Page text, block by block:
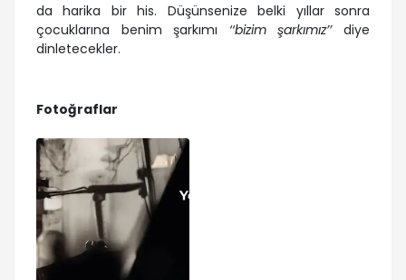
da harika bir his. Düşünsenize belki yıllar sonra
çocuklarına benim şarkımı ‘‘bizim şarkımız’’diye
dinletecekler.
Fotoğraflar